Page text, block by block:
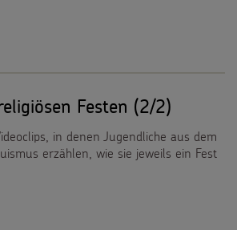
Festen (2/2)
in denen Jugendliche aus dem
erzählen, wie sie jeweils ein Fest